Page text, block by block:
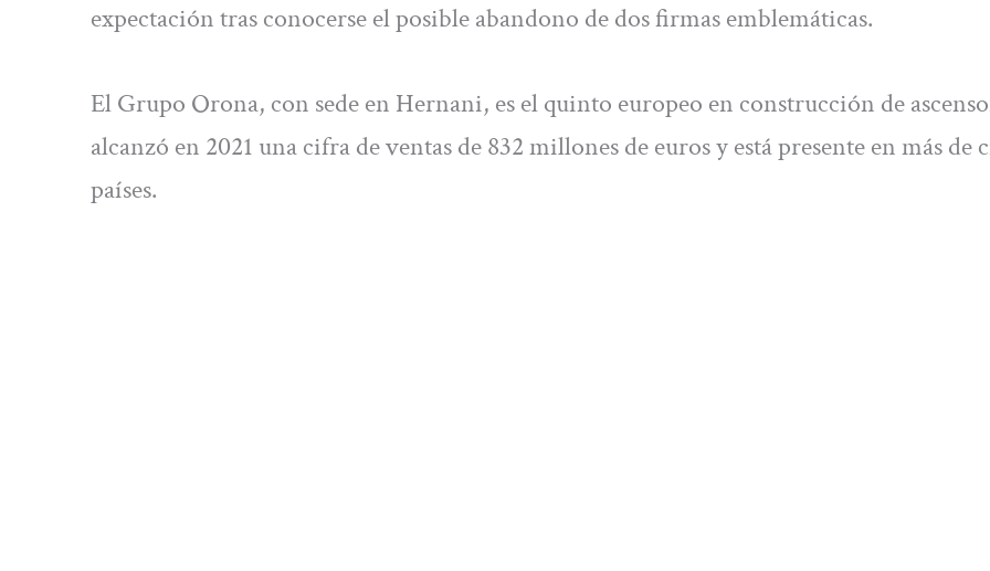
expectación tras conocerse el posible abandono de dos firmas emblemáticas.
El Grupo Orona, con sede en Hernani, es el quinto europeo en construcción de
alcanzó en 2021 una cifra de ventas de 832 millones de euros y está presente en más de
países.